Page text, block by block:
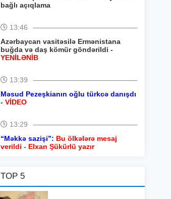
bağlı açıqlama
13:46
Azərbaycan vasitəsilə Ermənistana
buğda və daş kömür göndərildi -
YENİLƏNİB
13:39
Məsud Pezeşkianın oğlu türkcə danışdı
- VİDEO
13:29
“Məkkə sazişi”: Bu ölkələrə mesaj
verildi - Elxan Şükürlü yazır
TOP 5